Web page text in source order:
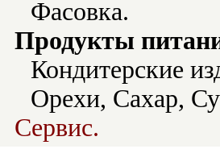
Фасовка.
Продукты
Кондитерские
Орехи, Сахар,
Сервис.